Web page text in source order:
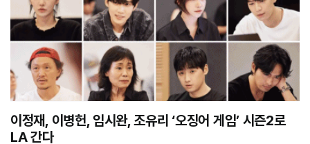
이정재, 이병헌, 임시완, 조유리 ‘오징어 게임’ 시즌2로
LA 간다